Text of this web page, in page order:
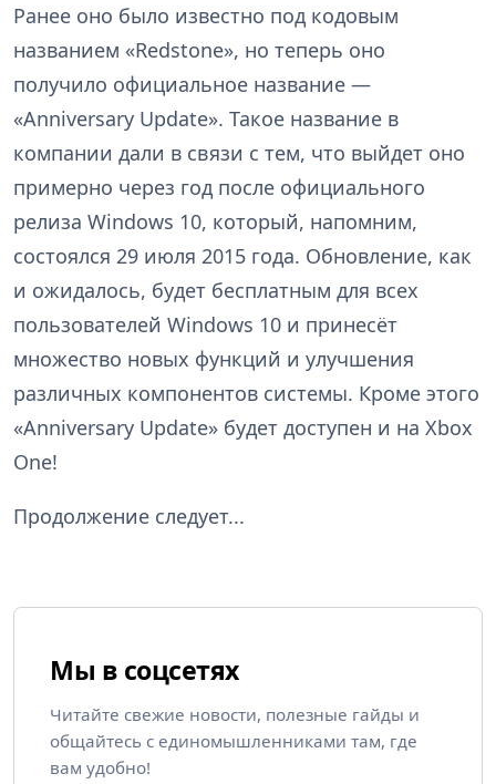
Ранее оно было известно под кодовым
названием «Redstone», но теперь оно
получило официальное название —
«Anniversary Update». Такое название в
компании дали в связи с тем, что выйдет оно
примерно через год после официального
релиза Windows 10, который, напомним,
состоялся 29 июля 2015 года. Обновление, как
и ожидалось, будет бесплатным для всех
пользователей Windows 10 и принесёт
множество новых функций и улучшения
различных компонентов системы. Кроме этого
«Anniversary Update» будет доступен и на Xbox
One!
Продолжение следует...
Мы в соцсетях
Читайте свежие новости, полезные гайды и
общайтесь с единомышленниками там, где
вам удобно!